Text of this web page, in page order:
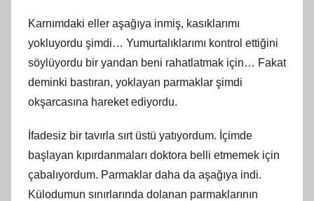
Karnımdaki eller aşağıya inmiş, kasıklarımı
yokluyordu şimdi… Yumurtalıklarımı kontrol ettiğini
söylüyordu bir yandan beni rahatlatmak için… Fakat
deminki bastıran, yoklayan parmaklar şimdi
okşarcasına hareket ediyordu.
İfadesiz bir tavırla sırt üstü yatıyordum. İçimde
başlayan kıpırdanmaları doktora belli etmemek için
çabalıyordum. Parmaklar daha da aşağıya indi.
Külodumun sınırlarında dolanan parmaklarının